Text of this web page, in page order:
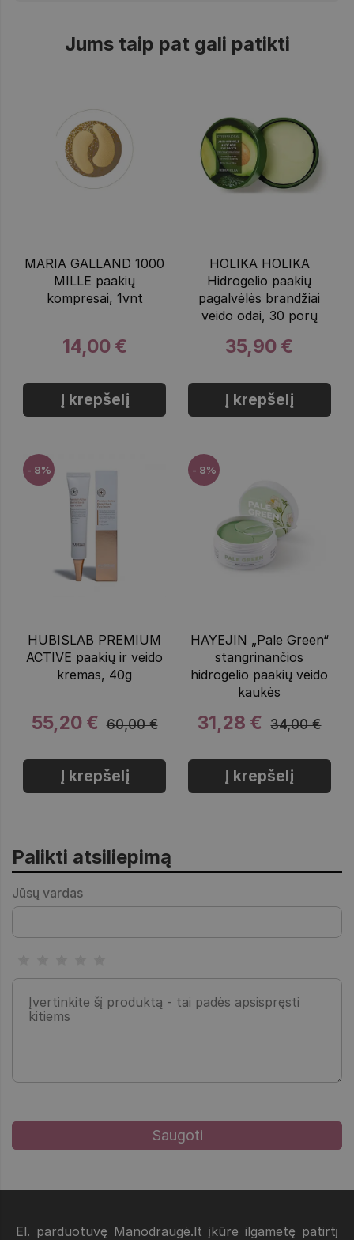
Jums taip pat gali patikti
MARIA GALLAND 1000
MILLE paakių
kompresai, 1vnt
14,00 €
Į krepšelį
HOLIKA HOLIKA
Hidrogelio paakių
pagalvėlės brandžiai
veido odai, 30 porų
35,90 €
Į krepšelį
HUBISLAB PREMIUM
ACTIVE paakių ir veido
kremas, 40g
55,20 € 60,00 €
Į krepšelį
- 8%
HAYEJIN „Pale Green“
stangrinančios
hidrogelio paakių veido
kaukės
31,28 € 34,00 €
Į krepšelį
- 8%
Palikti atsiliepimą
Jūsų vardas
El. parduotuvę Manodraugė.lt įkūrė ilgametę patirtį